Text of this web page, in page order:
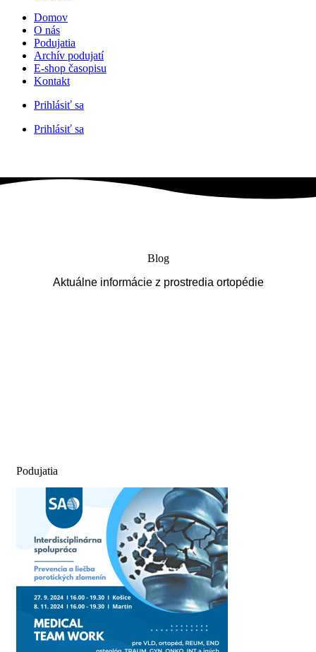
Domov
O nás
Podujatia
Archív podujatí
E-shop časopisu
Kontakt
Prihlásiť sa
Prihlásiť sa
Blog
Aktuálne informácie z prostredia ortopédie
Podujatia